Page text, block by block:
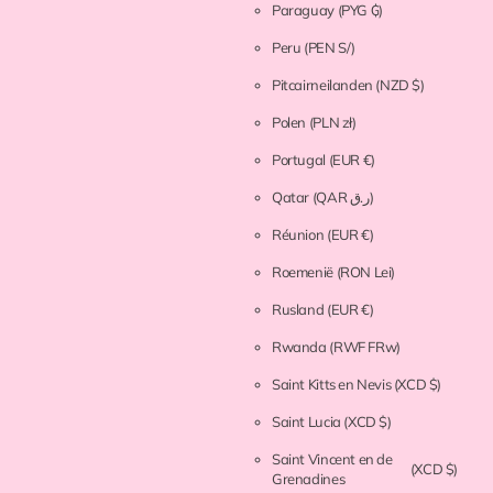
Paraguay (PYG ₲)
Peru (PEN S/)
Pitcairneilanden (NZD $)
Polen (PLN zł)
Portugal (EUR €)
Qatar (QAR ر.ق)
Réunion (EUR €)
Roemenië (RON Lei)
Rusland (EUR €)
Rwanda (RWF FRw)
Saint Kitts en Nevis(XCD $)
Saint Lucia (XCD $)
Saint Vincent en de
Grenadines
(XCD $)